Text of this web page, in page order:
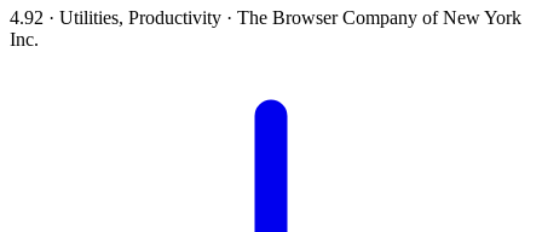
4.92 · Utilities, Productivity · The Browser Company of New York
Inc.